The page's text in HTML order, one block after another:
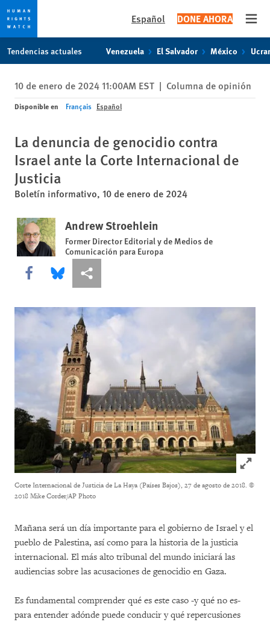
privacy
notice
content
Español DONE AHORA
Tendencias actuales Venezuela El Salvador México
10 de enero de 2024 11:00AM EST | Columna de opinión
Disponible en Français Español
La denuncia de genocidio contra
Israel ante la Corte Internacional de
Justicia
Boletín informativo, 10 de enero de 2024
Andrew Stroehlein
Former Director Editorial y de Medios de
Comunicación para Europa
Share this via Facebook
Share this via Bluesky
Share this via Compartir
Click to
Corte Internacional de Justicia de La Haya (Países Bajos), 27 de agosto de 2018. ©
2018 Mike Corder/AP Photo
Mañana será un día importante para el gobierno de Israel y el
pueblo de Palestina, así como para la historia de la justicia
internacional. El más alto tribunal del mundo iniciará las
audiencias sobre las acusaciones de genocidio en Gaza.
Es fundamental comprender qué es este caso -y qué no es-
para entender adónde puede conducir y qué repercusiones